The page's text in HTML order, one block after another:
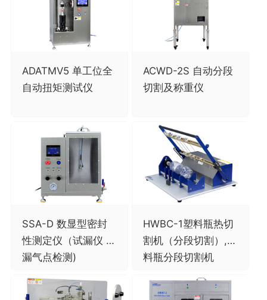
ADATMV5 单工位全
自动扭矩测试仪
ACWD-2S 自动分段
切割及称重仪
SSA-D 数显型密封
性测定仪（试漏仪 /
漏气点检测)
HWBC-1塑料瓶热切
割机（分段切割）,塑
料瓶分段切割机